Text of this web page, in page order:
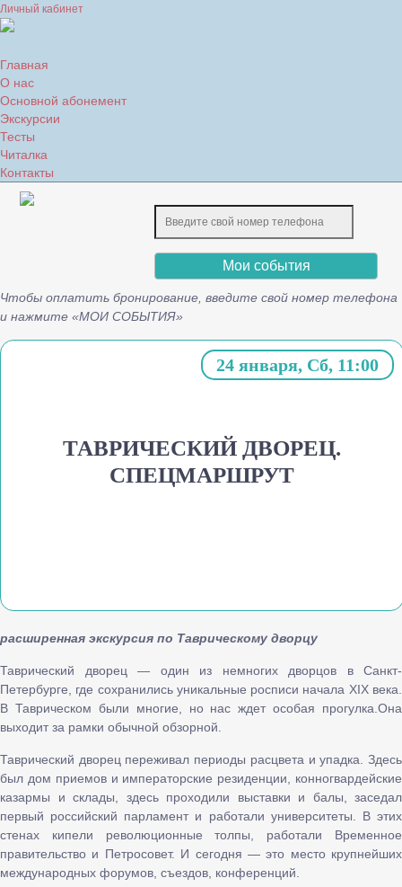
Личный кабинет
Главная
О нас
Основной абонемент
Экскурсии
Тесты
Читалка
Контакты
Мои события
Чтобы оплатить бронирование, введите свой номер телефона
и нажмите «МОИ СОБЫТИЯ»
24 января, Сб, 11:00
ТАВРИЧЕСКИЙ ДВОРЕЦ.
СПЕЦМАРШРУТ
расширенная экскурсия по Таврическому дворцу
Таврический дворец — один из немногих дворцов в Санкт-
Петербурге, где сохранились уникальные росписи начала XIX века.
В Таврическом были многие, но нас ждет особая прогулка.Она
выходит за рамки обычной обзорной.
Таврический дворец переживал периоды расцвета и упадка. Здесь
был дом приемов и императорские резиденции, конногвардейские
казармы и склады, здесь проходили выставки и балы, заседал
первый российский парламент и работали университеты. В этих
стенах кипели революционные толпы, работали Временное
правительство и Петросовет. И сегодня — это место крупнейших
международных форумов, съездов, конференций.